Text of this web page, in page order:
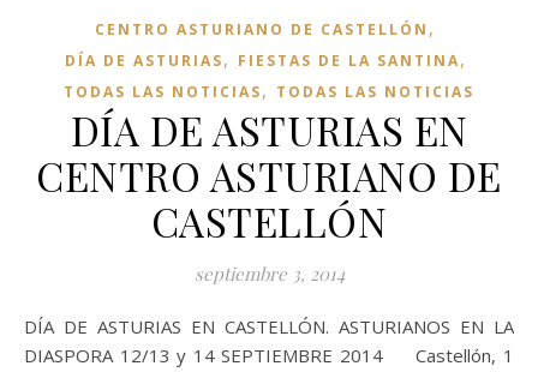
CENTRO ASTURIANO DE CASTELLÓN ,
DÍA DE ASTURIAS, FIESTAS DE LA SANTINA,
TODAS LAS NOTICIAS, TODAS LAS NOTICIAS
DÍA DE ASTURIAS EN
CENTRO ASTURIANO DE
CASTELLÓN
septiembre 3, 2014
DÍA DE ASTURIAS EN CASTELLÓN. ASTURIANOS EN LA
DIASPORA 12/13 y 14 SEPTIEMBRE 2014 Castellón, 1